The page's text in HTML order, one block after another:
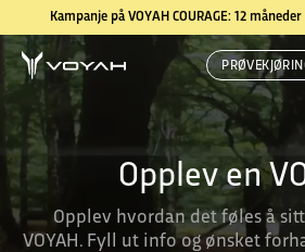
Kampanje på VOYAH COURAGE: 12
Opplev en
Opplev hvordan det føles å
VOYAH. Fyll ut info og ønsket